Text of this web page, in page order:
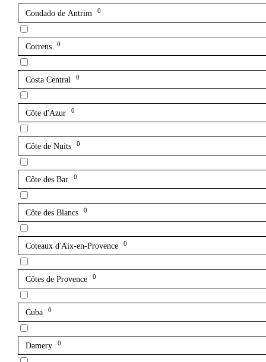
Condado de Antrim 0
Correns 0
Costa Central 0
Côte d'Azur 0
Côte de Nuits 0
Côte des Bar 0
Côte des Blancs 0
Coteaux d'Aix-en-Provence 0
Côtes de Provence 0
Cuba 0
Damery 0